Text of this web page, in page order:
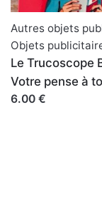
Autres objets
Objets
Le Trucoscope
Votre pense à
6.00 €